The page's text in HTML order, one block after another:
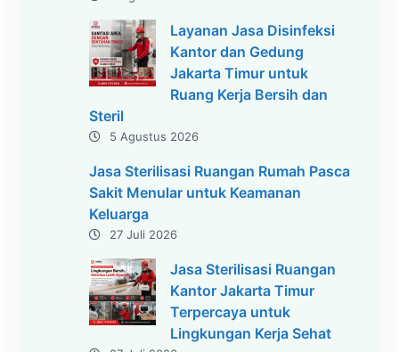
Layanan Jasa Disinfeksi
Kantor dan Gedung
Jakarta Timur untuk
Ruang Kerja Bersih dan
Steril
5 Agustus 2026
Jasa Sterilisasi Ruangan Rumah Pasca
Sakit Menular untuk Keamanan
Keluarga
27 Juli 2026
Jasa Sterilisasi Ruangan
Kantor Jakarta Timur
Terpercaya untuk
Lingkungan Kerja Sehat